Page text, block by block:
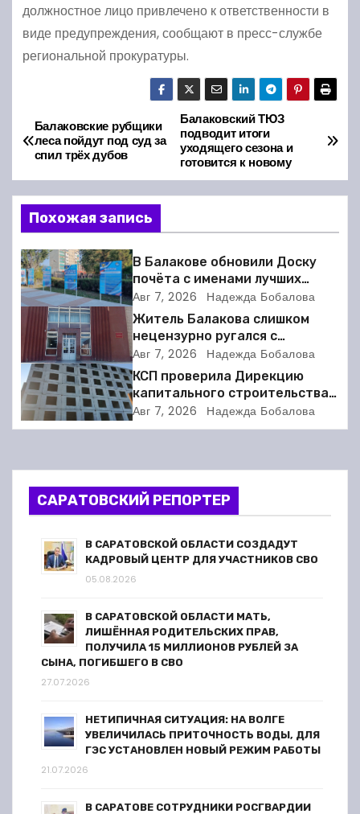
должностное лицо привлечено к ответственности в
виде предупреждения, сообщают в пресс-службе
региональной прокуратуры.
Н
а
в
и
г
а
ц
и
я
п
о
Балаковский ТЮЗ
подводит итоги
уходящего сезона и
готовится к новому
Балаковские рубщики
леса пойдут под суд за
спил трёх дубов
Похожая запись
В Балакове обновили Доску
почёта с именами лучших
спортсменов. Фото
Авг 7, 2026 Надежда Бобалова
Житель Балакова слишком
нецензурно ругался с
соседкой и получил двое суток
ареста
Авг 7, 2026 Надежда Бобалова
КСП проверила Дирекцию
капитального строительства в
Балакове и нашла множество
нарушений
Авг 7, 2026 Надежда Бобалова
САРАТОВСКИЙ РЕПОРТЕР
В САРАТОВСКОЙ ОБЛАСТИ СОЗДАДУТ
КАДРОВЫЙ ЦЕНТР ДЛЯ УЧАСТНИКОВ СВО
05.08.2026
В САРАТОВСКОЙ ОБЛАСТИ МАТЬ,
ЛИШЁННАЯ РОДИТЕЛЬСКИХ ПРАВ,
ПОЛУЧИЛА 15 МИЛЛИОНОВ РУБЛЕЙ ЗА
СЫНА, ПОГИБШЕГО В СВО
27.07.2026
НЕТИПИЧНАЯ СИТУАЦИЯ: НА ВОЛГЕ
УВЕЛИЧИЛАСЬ ПРИТОЧНОСТЬ ВОДЫ, ДЛЯ
ГЭС УСТАНОВЛЕН НОВЫЙ РЕЖИМ РАБОТЫ
21.07.2026
В САРАТОВЕ СОТРУДНИКИ РОСГВАРДИИ